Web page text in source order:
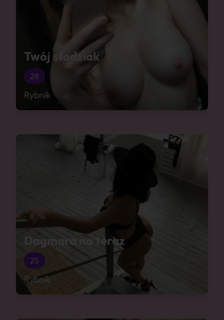
Twój słodziak
28
Rybnik
Dagmara na teraz
25
Rybnik